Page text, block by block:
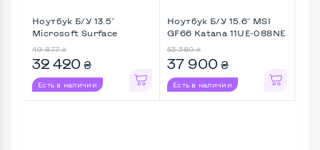
Ноутбук Б/У 13.5"
Microsoft Surface
49 877 ₴
32 420 ₴
Есть в наличии
Ноутбук Б/У 15.6" MSI
GF66 Katana 11UE-088NE
53 380 ₴
37 900 ₴
Есть в наличии